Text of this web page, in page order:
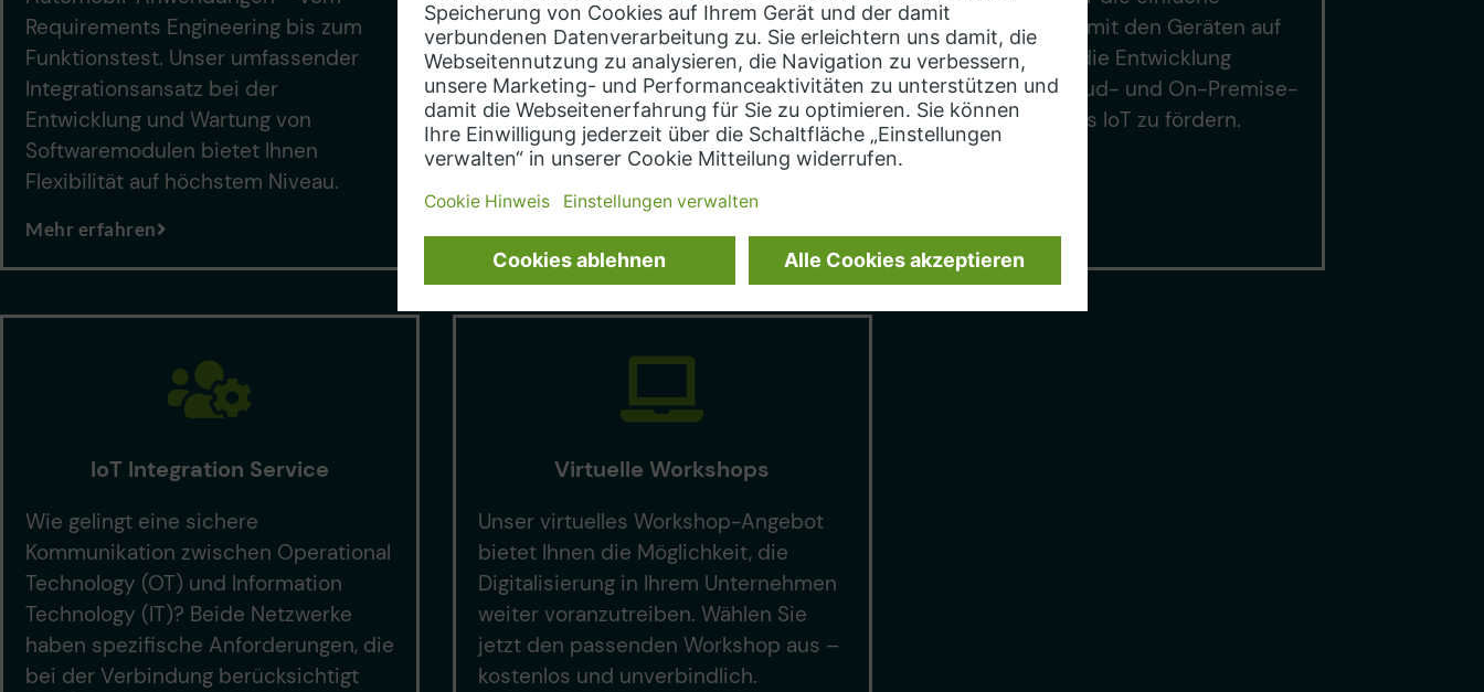
Requirements Engineering bis zum
Funktionstest. Unser umfassender
Integrationsansatz bei der
Entwicklung und Wartung von
Softwaremodulen bietet Ihnen
Flexibilität auf höchstem Niveau.
Mehr erfahren
Weise erzeugt. Wie gestaltet sich ein
sinnvolles Vorgehen zur Nutzung
dieser Informationen und wie kann
daraus Mehrwert generiert werden?
Mehr erfahren
Kommunikation mit den Geräten auf
Feldebene, um die Entwicklung
skalierbarer Cloud- und On-Premise-
Lösungen für das IoT zu fördern.
IoT Integration Service
Wie gelingt eine sichere
Kommunikation zwischen Operational
Technology (OT) und Information
Technology (IT)? Beide Netzwerke
haben spezifische Anforderungen, die
bei der Verbindung berücksichtigt
Virtuelle Workshops
Unser virtuelles Workshop-Angebot
bietet Ihnen die Möglichkeit, die
Digitalisierung in Ihrem Unternehmen
weiter voranzutreiben. Wählen Sie
jetzt den passenden Workshop aus –
kostenlos und unverbindlich.